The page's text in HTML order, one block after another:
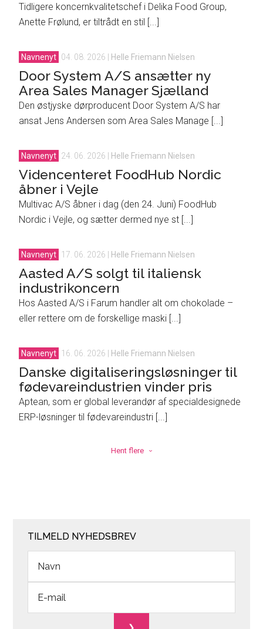
Tidligere koncernkvalitetschef i Delika Food Group,
Anette Frølund, er tiltrådt en stil [...]
Navnenyt 04. 08. 2026 Helle Friemann Nielsen
Door System A/S ansætter ny
Area Sales Manager Sjælland
Den østjyske dørproducent Door System A/S har
ansat Jens Andersen som Area Sales Manage [...]
Navnenyt 24. 06. 2026 Helle Friemann Nielsen
Videncenteret FoodHub Nordic
åbner i Vejle
Multivac A/S åbner i dag (den 24. Juni) FoodHub
Nordic i Vejle, og sætter dermed nye st [...]
Navnenyt 17. 06. 2026 Helle Friemann Nielsen
Aasted A/S solgt til italiensk
industrikoncern
Hos Aasted A/S i Farum handler alt om chokolade –
eller rettere om de forskellige maski [...]
Navnenyt 16. 06. 2026 Helle Friemann Nielsen
Danske digitaliseringsløsninger til
fødevareindustrien vinder pris
Aptean, som er global leverandør af specialdesignede
ERP-løsninger til fødevareindustri [...]
Hent flere
TILMELD NYHEDSBREV